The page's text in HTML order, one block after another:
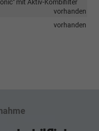
mit Aktiv-Kombifilter
vorhanden
vorhanden